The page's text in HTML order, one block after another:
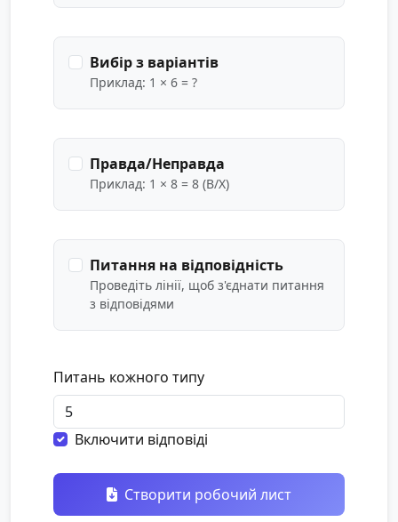
Вибір з варіантів
Приклад: 1 × 6 = ?
Правда/Неправда
Приклад: 1 × 8 = 8 (В/X)
Питання на відповідність
Проведіть лінії, щоб з'єднати питання
з відповідями
Питань кожного типу
Включити відповіді
Створити робочий лист